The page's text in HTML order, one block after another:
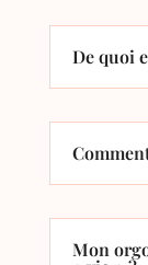
De quoi
Mon